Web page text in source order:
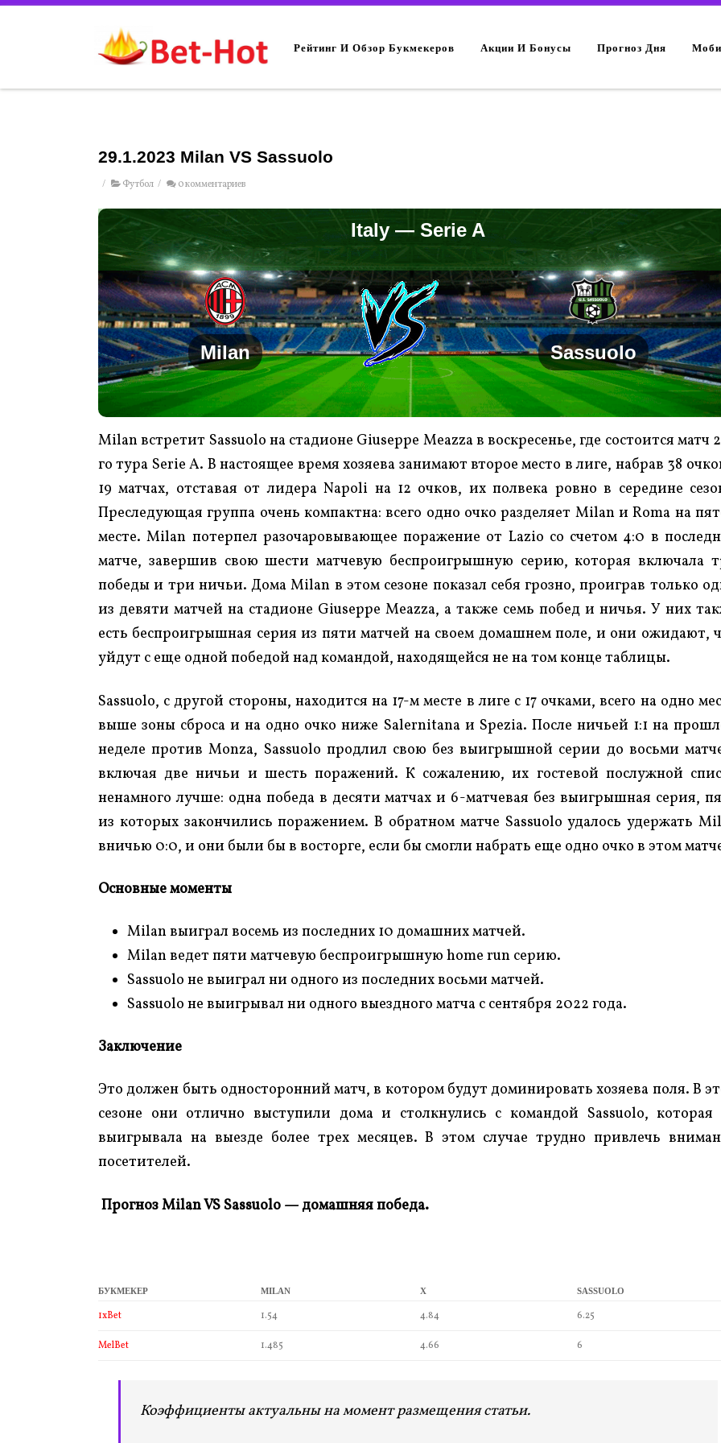
Рейтинг И Обзор Букмекеров Акции И Бонусы Прогноз Дня
29.1.2023 Milan VS Sassuolo
/ Футбол / 0 комментариев
Italy — Serie A
Milan Sassuolo
Milan встретит Sassuolo на стадионе Giuseppe Meazza в воскресенье, где состоится матч
го тура Serie A. В настоящее время хозяева занимают второе место в лиге, набрав 38
19 матчах, отставая от лидера Napoli на 12 очков, их полвека ровно в середине
Преследующая группа очень компактна: всего одно очко разделяет Milan и Roma на
месте. Milan потерпел разочаровывающее поражение от Lazio со счетом 4:0 в
матче, завершив свою шести матчевую беспроигрышную серию, которая включала
победы и три ничьи. Дома Milan в этом сезоне показал себя грозно, проиграв только
из девяти матчей на стадионе Giuseppe Meazza, а также семь побед и ничья. У них
есть беспроигрышная серия из пяти матчей на своем домашнем поле, и они ожидают,
уйдут с еще одной победой над командой, находящейся не на том конце таблицы.
Sassuolo, с другой стороны, находится на 17-м месте в лиге с 17 очками, всего на одно
выше зоны сброса и на одно очко ниже Salernitana и Spezia. После ничьей 1:1 на
неделе против Monza, Sassuolo продлил свою без выигрышной серии до восьми
включая две ничьи и шесть поражений. К сожалению, их гостевой послужной
ненамного лучше: одна победа в десяти матчах и 6-матчевая без выигрышная серия,
из которых закончились поражением. В обратном матче Sassuolo удалось удержать
вничью 0:0, и они были бы в восторге, если бы смогли набрать еще одно очко в этом
Основные моменты
Milan выиграл восемь из последних 10 домашних матчей.
Milan ведет пяти матчевую беспроигрышную home run серию.
Sassuolo не выиграл ни одного из последних восьми матчей.
Sassuolo не выигрывал ни одного выездного матча с сентября 2022 года.
Заключение
Это должен быть односторонний матч, в котором будут доминировать хозяева поля. В
сезоне они отлично выступили дома и столкнулись с командой Sassuolo, которая
выигрывала на выезде более трех месяцев. В этом случае трудно привлечь
посетителей.
Прогноз Milan VS Sassuolo — домашняя победа.
БУКМЕКЕР MILAN X SASSUOLO
1xBet 1.54 4.84 6.25
MelBet 1.485 4.66 6
Коэффициенты актуальны на момент размещения статьи.